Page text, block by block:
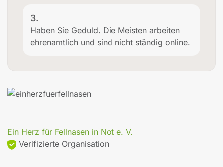
3.
Haben Sie Geduld. Die Meisten arbeiten
ehrenamtlich und sind nicht ständig online.
Ein Herz für Fellnasen in Not e. V.
Verifizierte Organisation